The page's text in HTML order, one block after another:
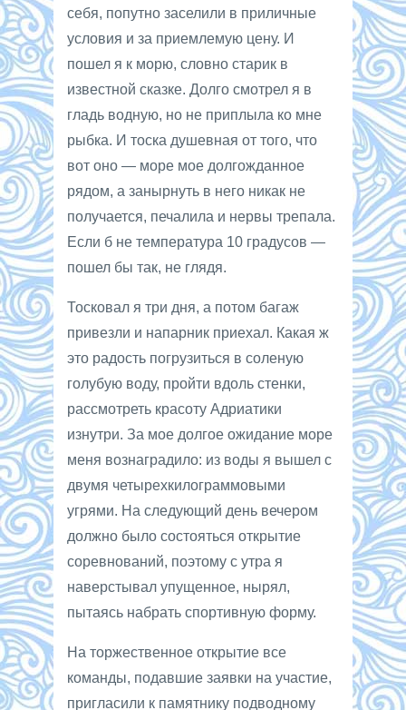
себя, попутно заселили в приличные
условия и за приемлемую цену. И
пошел я к морю, словно старик в
известной сказке. Долго смотрел я в
гладь водную, но не приплыла ко мне
рыбка. И тоска душевная от того, что
вот оно — море мое долгожданное
рядом, а занырнуть в него никак не
получается, печалила и нервы трепала.
Если б не температура 10 градусов —
пошел бы так, не глядя.
Тосковал я три дня, а потом багаж
привезли и напарник приехал. Какая ж
это радость погрузиться в соленую
голубую воду, пройти вдоль стенки,
рассмотреть красоту Адриатики
изнутри. За мое долгое ожидание море
меня вознаградило: из воды я вышел с
двумя четырехкилограммовыми
угрями. На следующий день вечером
должно было состояться открытие
соревнований, поэтому с утра я
наверстывал упущенное, нырял,
пытаясь набрать спортивную форму.
На торжественное открытие все
команды, подавшие заявки на участие,
пригласили к памятнику подводному